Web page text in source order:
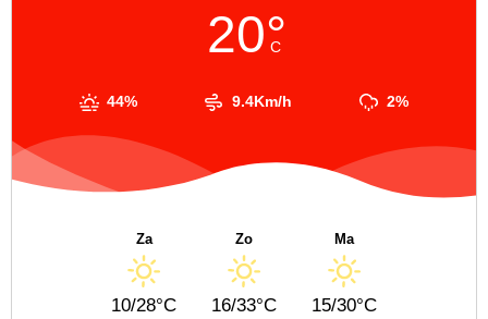
20°
C
44% 9.4Km/h 2%
Za
10/28°C
Zo
16/33°C
Ma
15/30°C